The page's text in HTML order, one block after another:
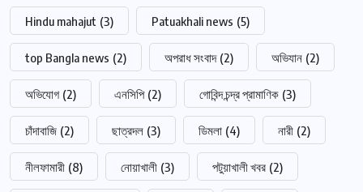
Hindu mahajut (3) Patuakhali news (5)
top Bangla news (2) অপরাধ সংবাদ (2) অভিযান (2)
অভিযোগ (2) এনসিপি (2) গোবিন্দ চন্দ্র প্রামাণিক (3)
চাঁদাবাজি (2) ছাত্রদল (3) ডিমলা (4) নারী (2)
নীলফামারী (8) নোয়াখালী (3) পটুয়াখালী খবর (2)